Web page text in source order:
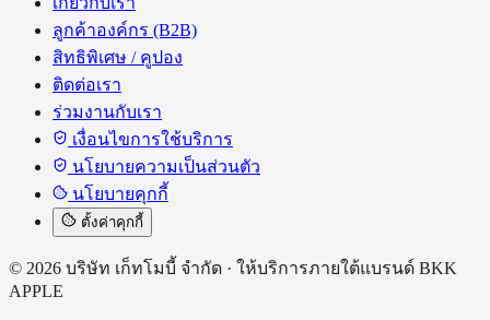
ลูกค้าองค์กร (B2B)
สิทธิพิเศษ / คูปอง
ติดต่อเรา
ร่วมงานกับเรา
เงื่อนไขการใช้บริการ
นโยบายความเป็นส่วนตัว
นโยบายคุกกี้
ตั้งค่าคุกกี้
© 2026 บริษัท เก็ทโมบี้ จำกัด · ให้บริการภายใต้แบรนด์ BKK
APPLE